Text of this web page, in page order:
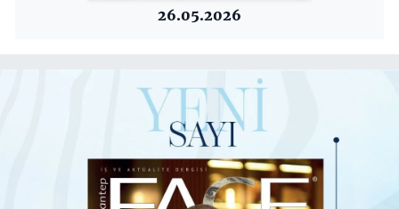
26.05.2026